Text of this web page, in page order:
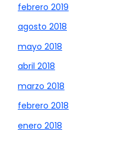
febrero 2019
agosto 2018
mayo 2018
abril 2018
marzo 2018
febrero 2018
enero 2018